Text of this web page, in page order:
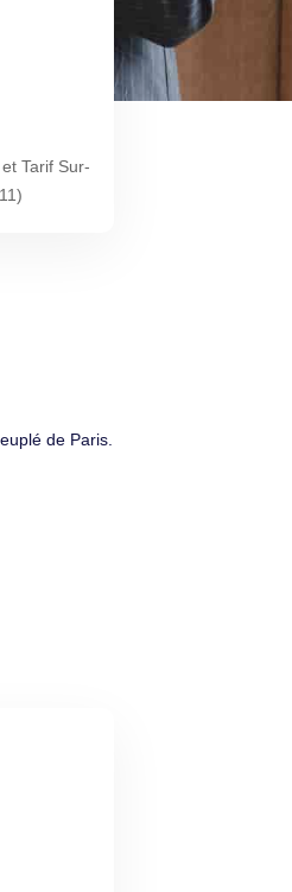
Tarif Sur-
de Paris.